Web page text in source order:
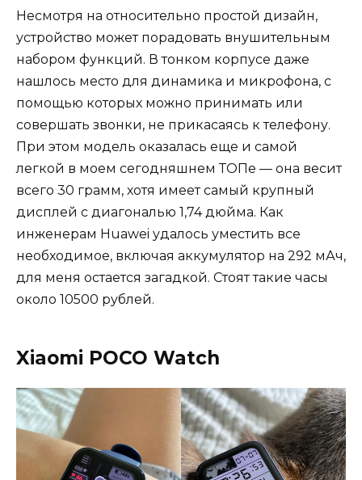
Несмотря на относительно простой дизайн,
устройство может порадовать внушительным
набором функций. В тонком корпусе даже
нашлось место для динамика и микрофона, с
помощью которых можно принимать или
совершать звонки, не прикасаясь к телефону.
При этом модель оказалась еще и самой
легкой в моем сегодняшнем ТОПе — она весит
всего 30 грамм, хотя имеет самый крупный
дисплей с диагональю 1,74 дюйма. Как
инженерам Huawei удалось уместить все
необходимое, включая аккумулятор на 292 мАч,
для меня остается загадкой. Стоят такие часы
около 10500 рублей.
Xiaomi POCO Watch